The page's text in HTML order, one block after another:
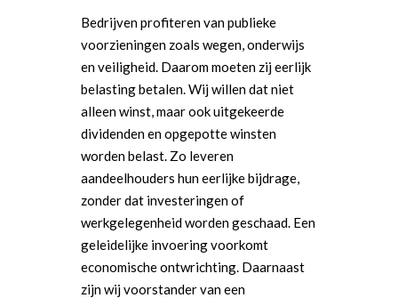
Bedrijven profiteren van publieke
voorzieningen zoals wegen, onderwijs
en veiligheid. Daarom moeten zij eerlijk
belasting betalen. Wij willen dat niet
alleen winst, maar ook uitgekeerde
dividenden en opgepotte winsten
worden belast. Zo leveren
aandeelhouders hun eerlijke bijdrage,
zonder dat investeringen of
werkgelegenheid worden geschaad. Een
geleidelijke invoering voorkomt
economische ontwrichting. Daarnaast
zijn wij voorstander van een